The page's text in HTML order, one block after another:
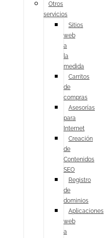
Otros
servicios
Sitios
web
a
la
medida
Carritos
de
compras
Asesorías
para
Internet
Creación
de
Contenidos
SEO
Registro
de
dominios
Aplicaciones
web
a